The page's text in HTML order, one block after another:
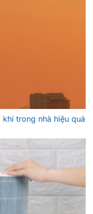
trong nhà hiệu quả